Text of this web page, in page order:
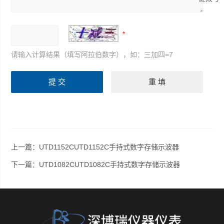
请输入计算结果（填写阿拉伯数字），如：三加四=7
上一篇： UTD1152CUTD1152C手持式数字存储示波器
下一篇： UTD1082CUTD1082C手持式数字存储示波器